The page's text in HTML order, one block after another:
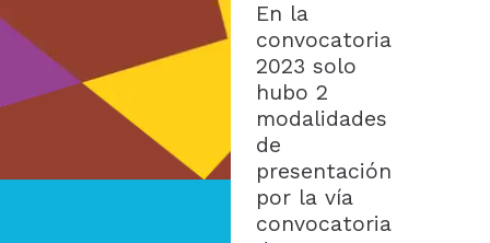
En la
convocatoria
2023 solo
hubo 2
modalidades
de
presentación
por la vía
convocatoria